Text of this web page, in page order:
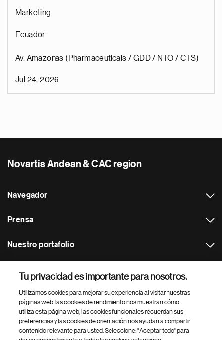
Marketing
Ecuador
Av. Amazonas (Pharmaceuticals / GDD / NTO / CTS)
Jul 24, 2026
Novartis Andean & CAC region
Navegador
Prensa
Nuestro portafolio
Footer Site Search
Tu privacidad es importante para nosotros.
Utilizamos cookies para mejorar su experiencia al visitar nuestras
páginas web: las cookies de rendimiento nos muestran cómo
utiliza esta página web, las cookies funcionales recuerdan sus
preferencias y las cookies de orientación nos ayudan a compartir
contenido relevante para usted. Seleccione: "Aceptar todo" para